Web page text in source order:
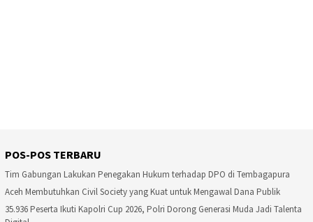
POS-POS TERBARU
Tim Gabungan Lakukan Penegakan Hukum terhadap DPO di Tembagapura
Aceh Membutuhkan Civil Society yang Kuat untuk Mengawal Dana Publik
35.936 Peserta Ikuti Kapolri Cup 2026, Polri Dorong Generasi Muda Jadi Talenta